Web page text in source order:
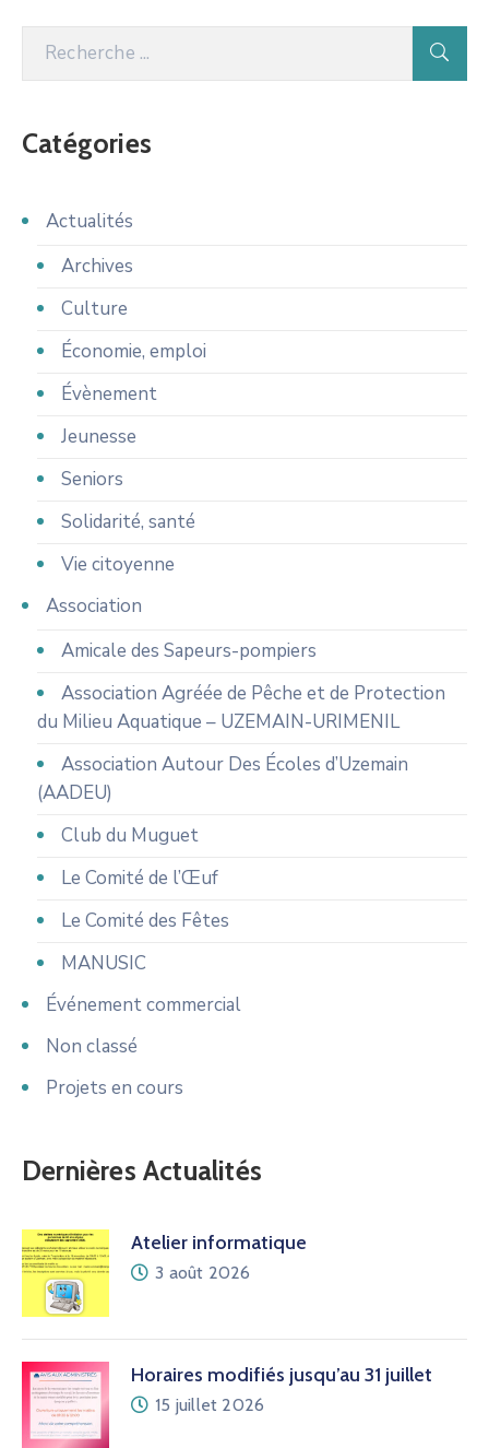
Catégories
Actualités
Archives
Culture
Économie, emploi
Évènement
Jeunesse
Seniors
Solidarité, santé
Vie citoyenne
Association
Amicale des Sapeurs-pompiers
Association Agréée de Pêche et de Protection
du Milieu Aquatique – UZEMAIN-URIMENIL
Association Autour Des Écoles d’Uzemain
(AADEU)
Club du Muguet
Le Comité de l’Œuf
Le Comité des Fêtes
MANUSIC
Événement commercial
Non classé
Projets en cours
Dernières Actualités
Atelier informatique
3 août 2026
Horaires modifiés jusqu’au 31 juillet
15 juillet 2026